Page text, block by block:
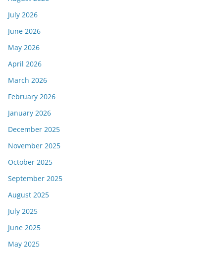
July 2026
June 2026
May 2026
April 2026
March 2026
February 2026
January 2026
December 2025
November 2025
October 2025
September 2025
August 2025
July 2025
June 2025
May 2025